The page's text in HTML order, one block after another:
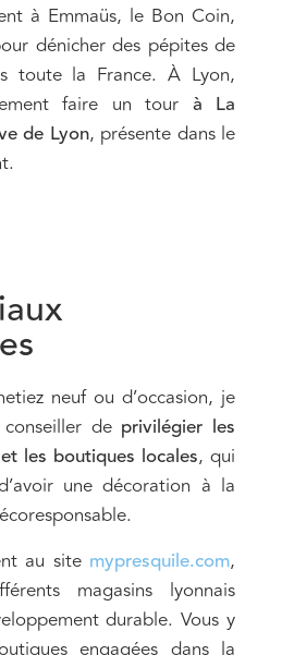
à Emmaüs, le Bon Coin,
dénicher des pépites de
toute la France. À Lyon,
faire un tour à La
de Lyon, présente dans le
neuf ou d’occasion, je
de privilégier les
les boutiques locales, qui
une décoration à la
au site mypresquile.com,
magasins lyonnais
durable. Vous y
engagées dans la